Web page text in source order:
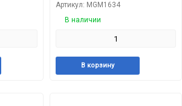
Артикул: MGM1634
В наличии
В корзину